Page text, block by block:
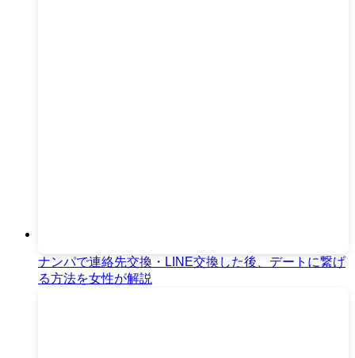
ナンパで連絡先交換・LINE交換した後、デートに繋げ
る方法を女性が解説